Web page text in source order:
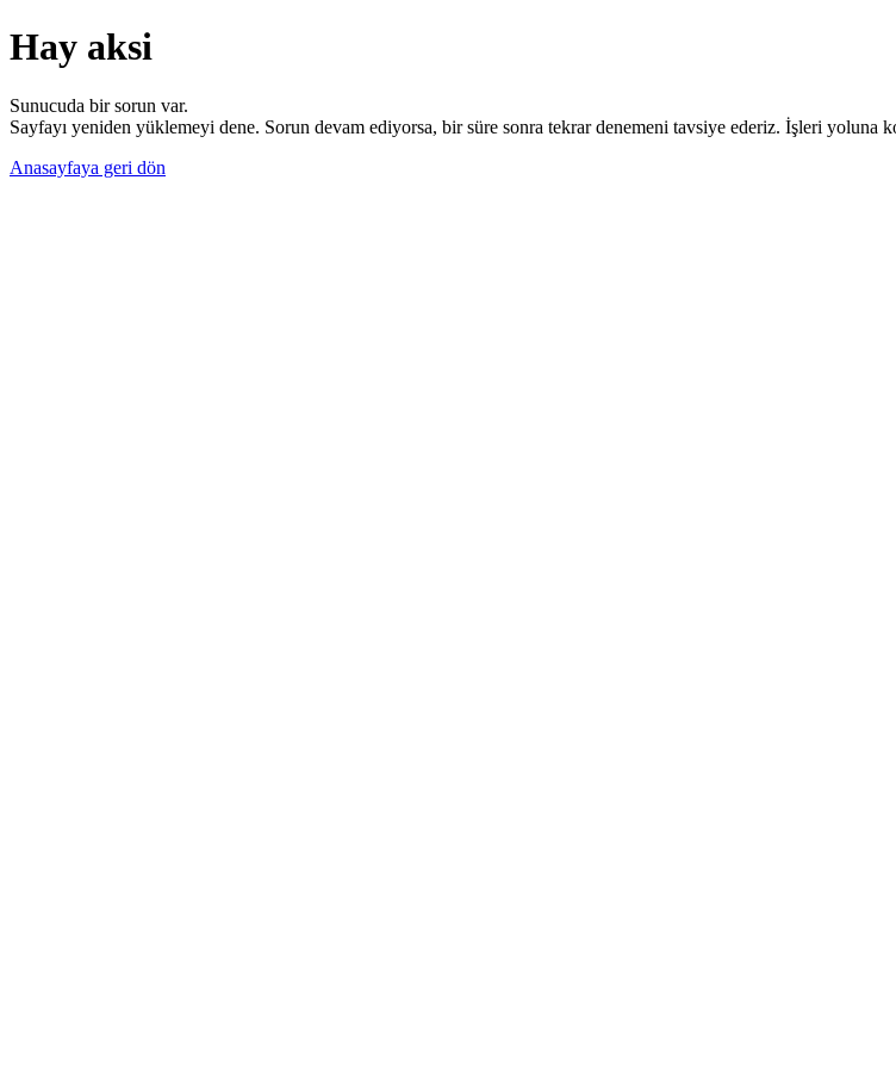
Hay aksi
Sunucuda bir sorun var.
Sayfayı yeniden yüklemeyi dene. Sorun devam ediyorsa, bir süre sonra tekrar denemeni tavsiye ederiz. İşleri yoluna
Anasayfaya geri dön